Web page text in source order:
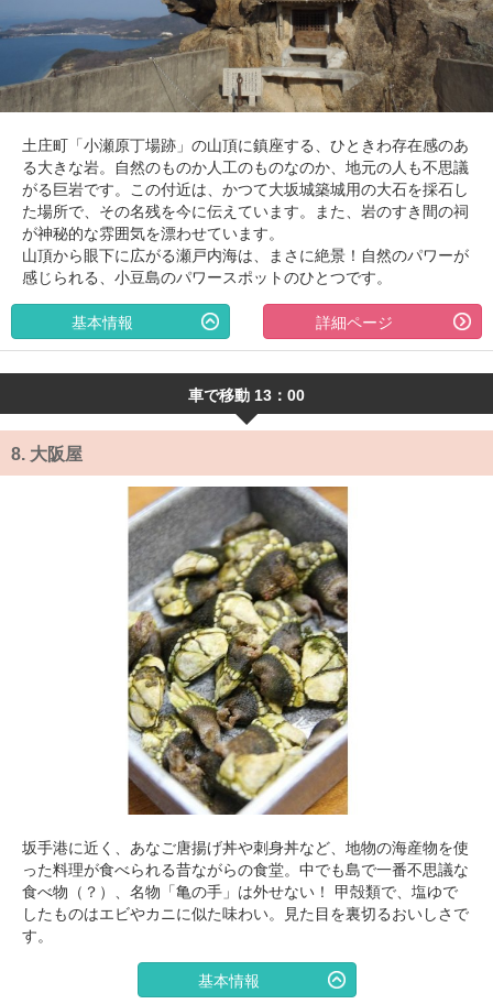
土庄町「小瀬原丁場跡」の山頂に鎮座する、ひときわ存在感のあ
る大きな岩。自然のものか人工のものなのか、地元の人も不思議
がる巨岩です。この付近は、かつて大坂城築城用の大石を採石し
た場所で、その名残を今に伝えています。また、岩のすき間の祠
が神秘的な雰囲気を漂わせています。
山頂から眼下に広がる瀬戸内海は、まさに絶景！自然のパワーが
感じられる、小豆島のパワースポットのひとつです。
詳細ページ
基本情報
車で移動 13：00
8. 大阪屋
坂手港に近く、あなご唐揚げ丼や刺身丼など、地物の海産物を使
った料理が食べられる昔ながらの食堂。中でも島で一番不思議な
食べ物（？）、名物「亀の手」は外せない！ 甲殻類で、塩ゆで
したものはエビやカニに似た味わい。見た目を裏切るおいしさで
す。
基本情報